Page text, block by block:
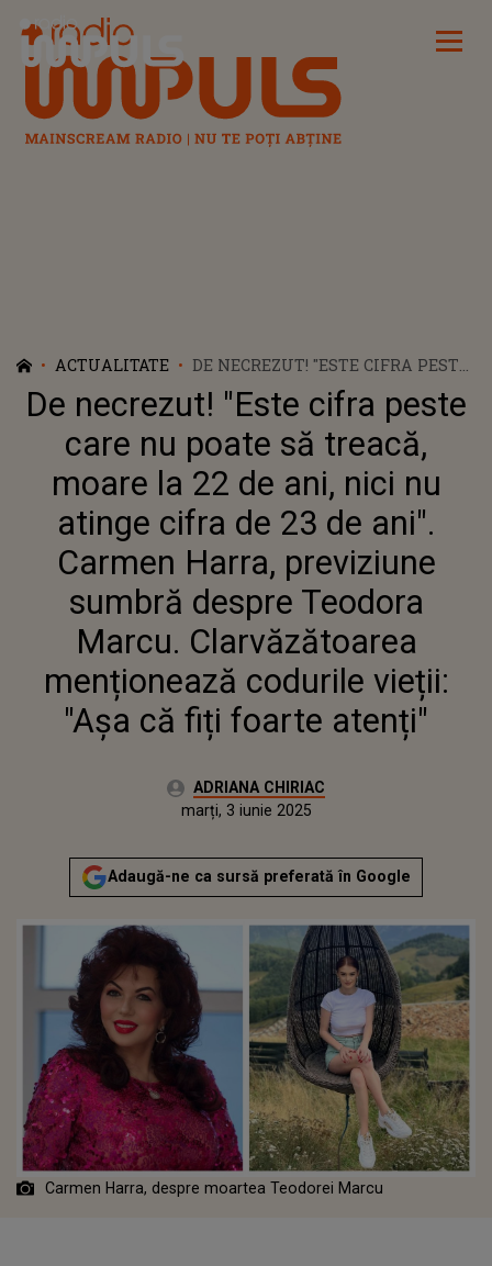
Radio Impuls
ACTUALITATE
DE NECREZUT! "ESTE CIFRA PESTE
CARE NU POATE SĂ TREACĂ,
MOARE LA 22 DE ANI, NICI NU
ATINGE CIFRA DE 23 DE ANI".
CARMEN HARRA, PREVIZIUNE
SUMBRĂ DESPRE TEODORA
MARCU. CLARVĂZĂTOAREA
MENȚIONEAZĂ CODURILE VIEȚII:
"AȘA CĂ FIȚI FOARTE ATENȚI"
De necrezut! "Este cifra peste
care nu poate să treacă,
moare la 22 de ani, nici nu
atinge cifra de 23 de ani".
Carmen Harra, previziune
sumbră despre Teodora
Marcu. Clarvăzătoarea
menționează codurile vieții:
"Așa că fiți foarte atenți"
Autor:ADRIANA CHIRIAC
Actualizat:
marți, 3 iunie 2025
Adaugă-ne ca sursă preferată în Google
Carmen Harra, despre moartea Teodorei Marcu